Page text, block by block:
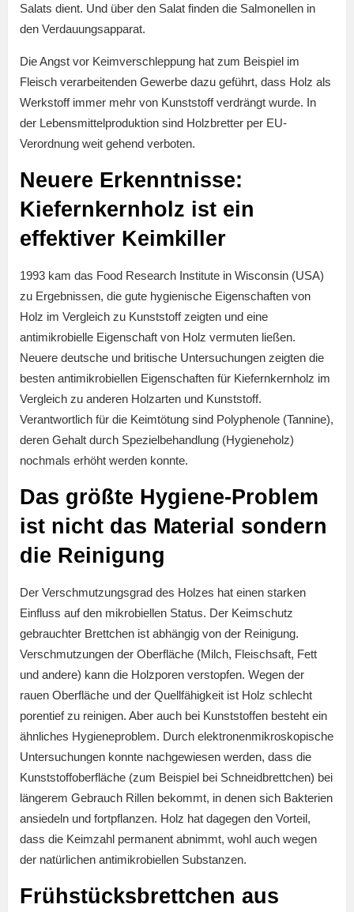
Salats dient. Und über den Salat finden die Salmonellen in
den Verdauungsapparat.
Die Angst vor Keimverschleppung hat zum Beispiel im
Fleisch verarbeitenden Gewerbe dazu geführt, dass Holz als
Werkstoff immer mehr von Kunststoff verdrängt wurde. In
der Lebensmittelproduktion sind Holzbretter per EU-
Verordnung weit gehend verboten.
Neuere Erkenntnisse:
Kiefernkernholz ist ein
effektiver Keimkiller
1993 kam das Food Research Institute in Wisconsin (USA)
zu Ergebnissen, die gute hygienische Eigenschaften von
Holz im Vergleich zu Kunststoff zeigten und eine
antimikrobielle Eigenschaft von Holz vermuten ließen.
Neuere deutsche und britische Untersuchungen zeigten die
besten antimikrobiellen Eigenschaften für Kiefernkernholz im
Vergleich zu anderen Holzarten und Kunststoff.
Verantwortlich für die Keimtötung sind Polyphenole (Tannine),
deren Gehalt durch Spezielbehandlung (Hygieneholz)
nochmals erhöht werden konnte.
Das größte Hygiene-Problem
ist nicht das Material sondern
die Reinigung
Der Verschmutzungsgrad des Holzes hat einen starken
Einfluss auf den mikrobiellen Status. Der Keimschutz
gebrauchter Brettchen ist abhängig von der Reinigung.
Verschmutzungen der Oberfläche (Milch, Fleischsaft, Fett
und andere) kann die Holzporen verstopfen. Wegen der
rauen Oberfläche und der Quellfähigkeit ist Holz schlecht
porentief zu reinigen. Aber auch bei Kunststoffen besteht ein
ähnliches Hygieneproblem. Durch elektronenmikroskopische
Untersuchungen konnte nachgewiesen werden, dass die
Kunststoffoberfläche (zum Beispiel bei Schneidbrettchen) bei
längerem Gebrauch Rillen bekommt, in denen sich Bakterien
ansiedeln und fortpflanzen. Holz hat dagegen den Vorteil,
dass die Keimzahl permanent abnimmt, wohl auch wegen
der natürlichen antimikrobiellen Substanzen.
Frühstücksbrettchen aus